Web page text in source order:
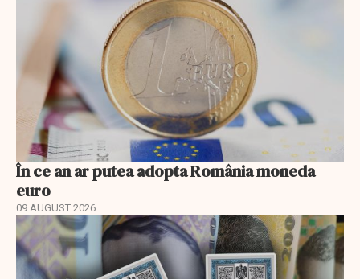
În ce an ar putea adopta România moneda
euro
09 AUGUST 2026